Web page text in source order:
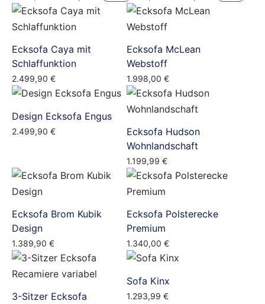
Preis
war:
Preis
Preis
Ecksofa Caya mit
Schlaffunktion
2.499,90 €
Ecksofa McLean
Webstoff
1.998,00 €
Design Ecksofa Engus
2.499,90 €
Ecksofa Hudson
Wohnlandschaft
1.199,99 €
Ecksofa Brom Kubik
Design
1.389,90 €
Ecksofa Polsterecke
Premium
1.340,00 €
3-Sitzer Ecksofa
Sofa Kinx
1.293,99 €